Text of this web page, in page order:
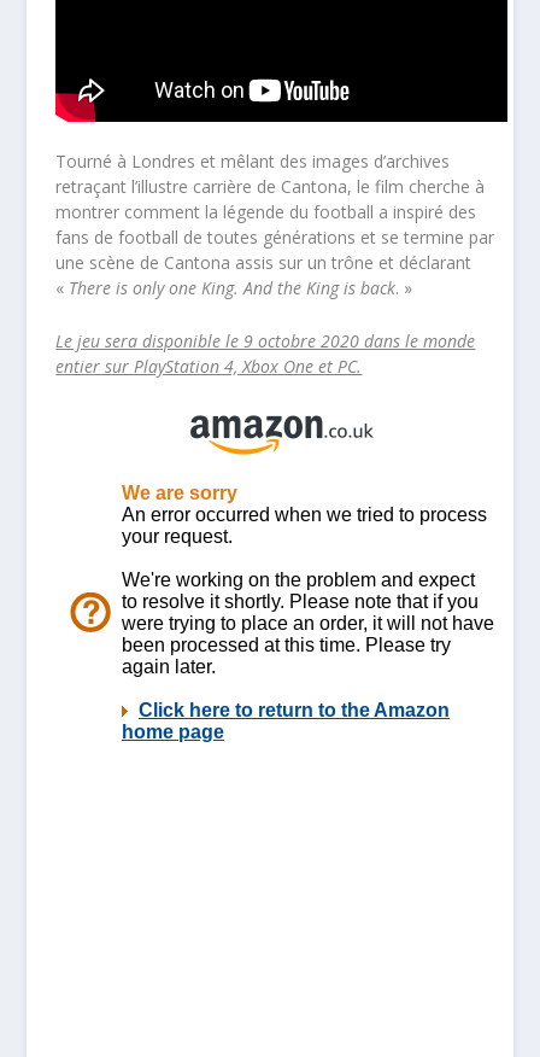
Tourné à Londres et mêlant des images d’archives
retraçant l’illustre carrière de Cantona, le film cherche à
montrer comment la légende du football a inspiré des
fans de football de toutes générations et se termine par
une scène de Cantona assis sur un trône et déclarant
« There is only one King. And the King is back. »
Le jeu sera disponible le 9 octobre 2020 dans le monde
entier sur PlayStation 4, Xbox One et PC.